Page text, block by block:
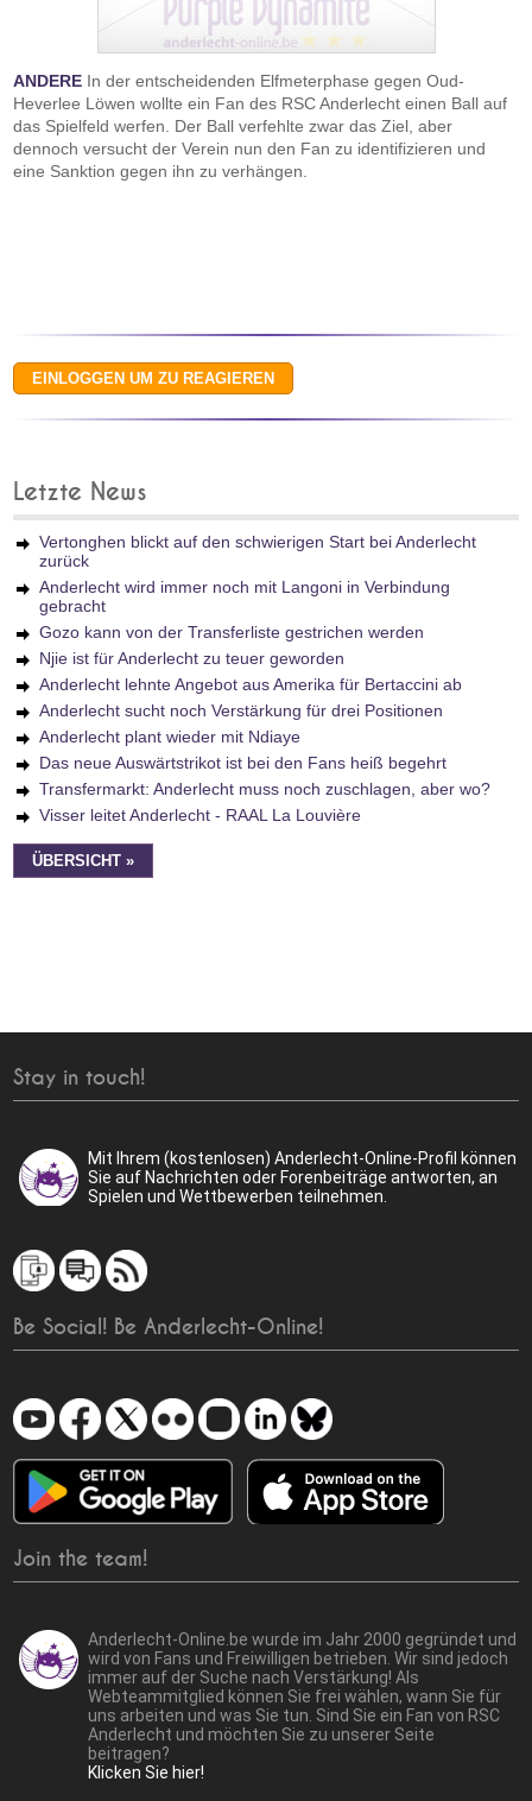
ANDERE In der entscheidenden Elfmeterphase gegen Oud-
Heverlee Löwen wollte ein Fan des RSC Anderlecht einen Ball auf
das Spielfeld werfen. Der Ball verfehlte zwar das Ziel, aber
dennoch versucht der Verein nun den Fan zu identifizieren und
eine Sanktion gegen ihn zu verhängen.
Letzte News
Vertonghen blickt auf den schwierigen Start bei Anderlecht
zurück
Anderlecht wird immer noch mit Langoni in Verbindung
gebracht
Gozo kann von der Transferliste gestrichen werden
Njie ist für Anderlecht zu teuer geworden
Anderlecht lehnte Angebot aus Amerika für Bertaccini ab
Anderlecht sucht noch Verstärkung für drei Positionen
Anderlecht plant wieder mit Ndiaye
Das neue Auswärtstrikot ist bei den Fans heiß begehrt
Transfermarkt: Anderlecht muss noch zuschlagen, aber wo?
Visser leitet Anderlecht - RAAL La Louvière
ÜBERSICHT »
Stay in touch!
Mit Ihrem (kostenlosen) Anderlecht-Online-Profil können
Sie auf Nachrichten oder Forenbeiträge antworten, an
Spielen und Wettbewerben teilnehmen.
Be Social! Be Anderlecht-Online!
Join the team!
Anderlecht-Online.be wurde im Jahr 2000 gegründet und
wird von Fans und Freiwilligen betrieben. Wir sind jedoch
immer auf der Suche nach Verstärkung! Als
Webteammitglied können Sie frei wählen, wann Sie für
uns arbeiten und was Sie tun. Sind Sie ein Fan von RSC
Anderlecht und möchten Sie zu unserer Seite
beitragen?
Klicken Sie hier!